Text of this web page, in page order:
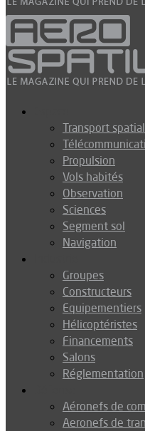
Transport spatial
Propulsion
Vols habités
Observation
Sciences
Segment sol
Navigation
Groupes
Constructeurs
Equipementiers
Hélicoptéristes
Financements
Salons
Réglementation
Aéronefs de
Aeronefs de